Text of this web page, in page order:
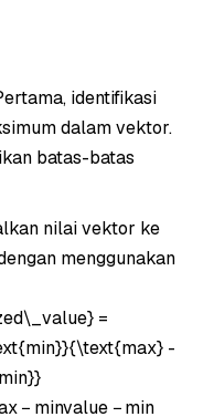
identifikasi
dalam vektor.
batas-batas
nilai vektor ke
menggunakan
=
-
− minvalue − min